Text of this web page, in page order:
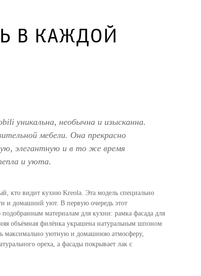
В КАЖДОЙ
уникальна, необычна и изысканна.
мебели. Она прекрасно
элегантную и в то же время
и уюта.
кто видит кухню Kreola. Эта модель специально
и домашний уют. В первую очередь этот
подобранным материалам для кухни: рамка фасада для
объёмная филёнка украшена натуральным шпоном
максимально уютную и домашнюю атмосферу,
ореха, а фасады покрывает лак с